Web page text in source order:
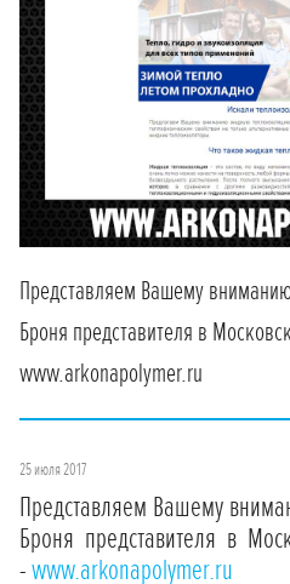
Представляем Вашему
Броня представителя в
www.arkonapolymer.ru
25 июля 2017
Представляем Вашему
Броня представителя в
-www.arkonapolymer.ru